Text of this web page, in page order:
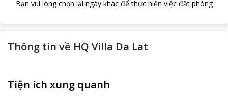
Bạn vui lòng chọn lại ngày khác để thực hiện việc đặt phòng
Thông tin về HQ Villa Da Lat
Tiện ích xung quanh